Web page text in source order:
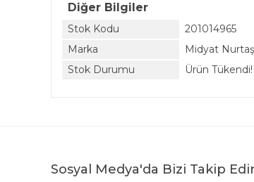
Diğer Bilgiler
Stok Kodu
201014965
Marka
Midyat
Stok Durumu
Ürün
Sosyal Medya'da Bizi Takip